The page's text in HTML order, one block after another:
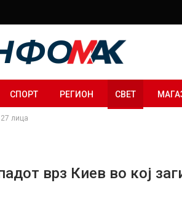
СПОРТ РЕГИОН СВЕТ
лица
врз Киев во кој